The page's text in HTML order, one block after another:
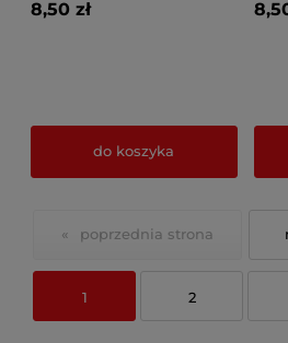
8,50 zł
do koszyka
«
1 2